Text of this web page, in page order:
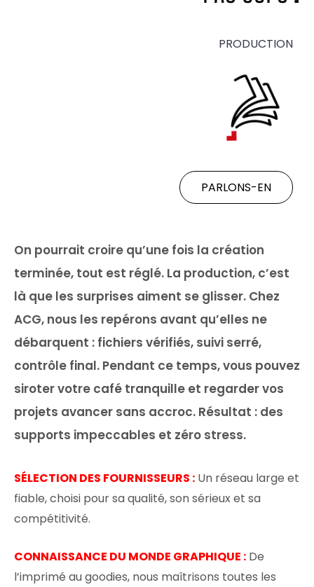
PRODUCTION
PARLONS-EN
On pourrait croire qu’une fois la création
terminée, tout est réglé. La production, c’est
là que les surprises aiment se glisser. Chez
ACG, nous les repérons avant qu’elles ne
débarquent : fichiers vérifiés, suivi serré,
contrôle final. Pendant ce temps, vous pouvez
siroter votre café tranquille et regarder vos
projets avancer sans accroc. Résultat : des
supports impeccables et zéro stress.
SÉLECTION DES FOURNISSEURS : Un réseau large et
fiable, choisi pour sa qualité, son sérieux et sa
compétitivité.
CONNAISSANCE DU MONDE GRAPHIQUE : De
l’imprimé au goodies, nous maîtrisons toutes les